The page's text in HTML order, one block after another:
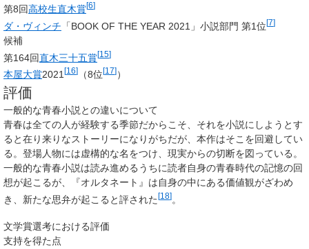
第8回高校生直木賞[6]
ダ・ヴィンチ 「BOOK OF THE YEAR 2021」小説部門 第1位[7]
候補
第164回直木三十五賞[15]
本屋大賞2021 [16] （8位[17] ）
評価
一般的な青春小説との違いについて
青春は全ての人が経験する季節だからこそ、それを小説にしようとす
ると在り来りなストーリーになりがちだが、本作はそこを回避してい
る。登場人物には虚構的な名をつけ、現実からの切断を図っている。
一般的な青春小説は読み進めるうちに読者自身の青春時代の記憶の回
想が起こるが、『オルタネート』は自身の中にある価値観がざわめ
き、新たな思弁が起こると評された [18] 。
文学賞選考における評価
支持を得た点